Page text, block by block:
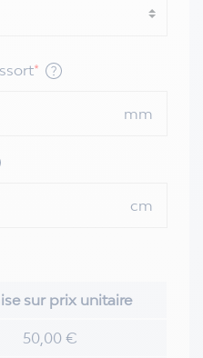
*
mm
cm
sur prix unitaire
50,00 €